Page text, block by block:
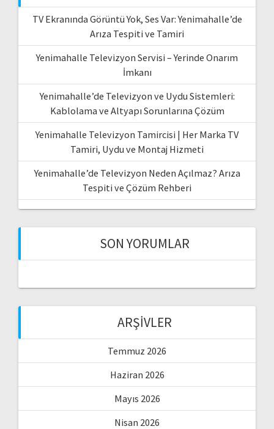
TV Ekranında Görüntü Yok, Ses Var: Yenimahalle’de
Arıza Tespiti ve Tamiri
Yenimahalle Televizyon Servisi – Yerinde Onarım
İmkanı
Yenimahalle’de Televizyon ve Uydu Sistemleri:
Kablolama ve Altyapı Sorunlarına Çözüm
Yenimahalle Televizyon Tamircisi | Her Marka TV
Tamiri, Uydu ve Montaj Hizmeti
Yenimahalle’de Televizyon Neden Açılmaz? Arıza
Tespiti ve Çözüm Rehberi
SON YORUMLAR
ARŞIVLER
Temmuz 2026
Haziran 2026
Mayıs 2026
Nisan 2026